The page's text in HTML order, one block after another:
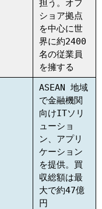
担う。オフ
ショア拠点
を中心に世
界に約2400
名の従業員
を擁する
ASEAN 地域
で金融機関
向けITソリ
ューショ
ン、アプリ
ケーション
を提供。買
収総額は最
大で約47億
円